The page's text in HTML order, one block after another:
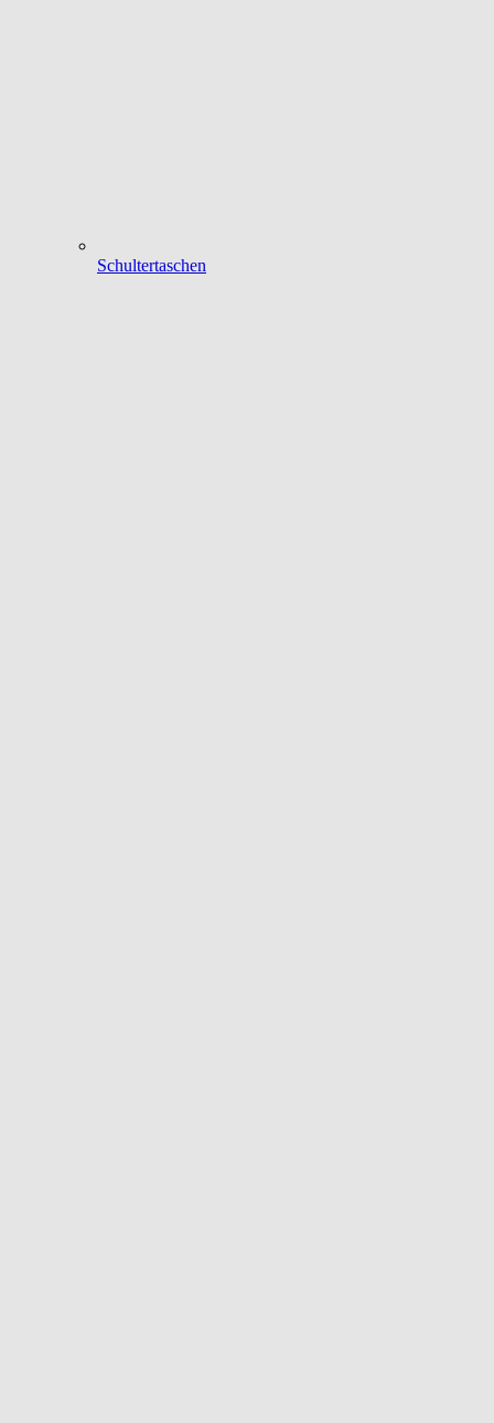
Schultertaschen